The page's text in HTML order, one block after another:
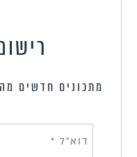
מתכונים חדשים